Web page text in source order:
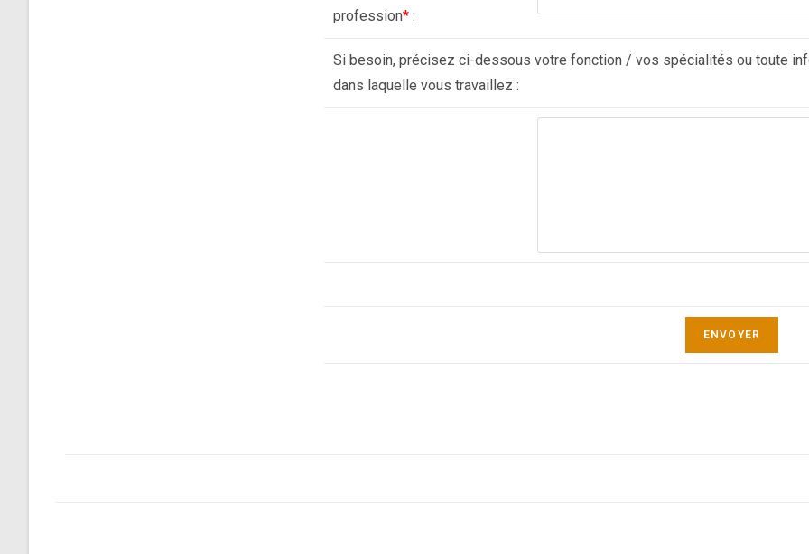
profession* :
Si besoin, précisez ci-dessous votre fonction / vos spécialités ou toute
dans laquelle vous travaillez :